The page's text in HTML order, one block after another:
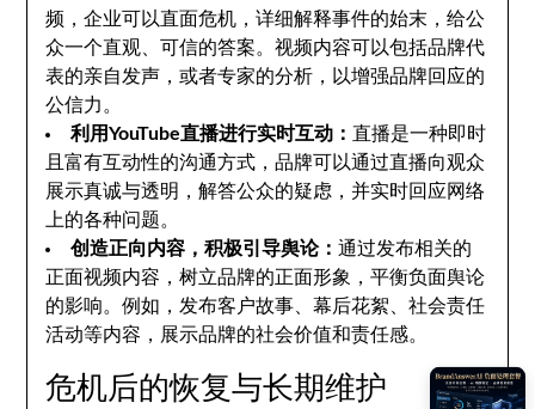
频，企业可以直面危机，详细解释事件的始末，给公
众一个直观、可信的答案。视频内容可以包括品牌代
表的亲自发声，或者专家的分析，以增强品牌回应的
公信力。
利用YouTube直播进行实时互动： 直播是一种即时
且富有互动性的沟通方式，品牌可以通过直播向观众
展示真诚与透明，解答公众的疑虑，并实时回应网络
上的各种问题。
创造正向内容，积极引导舆论：通过发布相关的
正面视频内容，树立品牌的正面形象，平衡负面舆论
的影响。例如，发布客户故事、幕后花絮、社会责任
活动等内容，展示品牌的社会价值和责任感。
危机后的恢复与长期维护